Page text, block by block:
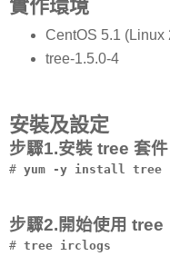
實作環境
CentOS 5.1 (Linux
tree-1.5.0-4
安裝及設定
步驟1.安裝 tree 套件
# yum -y install tree
步驟2.開始使用 tree
# tree irclogs //列